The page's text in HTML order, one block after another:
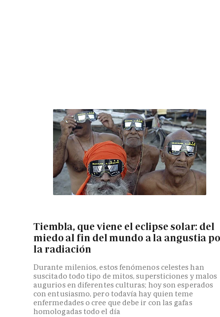
Tiembla, que viene el eclipse solar: del
miedo al fin del mundo a la angustia
la radiación
Durante milenios, estos fenómenos celestes han
suscitado todo tipo de mitos, supersticiones y malos
augurios en diferentes culturas; hoy son esperados
con entusiasmo, pero todavía hay quien teme
enfermedades o cree que debe ir con las gafas
homologadas todo el día